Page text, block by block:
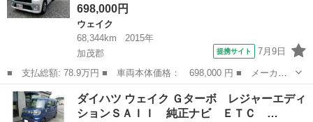
698,000円
ウェイク
68,344km
2015年
加茂郡
提携サイト 7月9日
■ 支払総額: 78.9万円 ■ 車両本体価格： 698,000 円 ■ メーカー
名： ダイハツ ■ 車種名： ウェイク ■ グレード名： Ｘ Ｓ
Ａ インタークーラーターボ 左パワースライドドア ドラレコ Ｅ
ＴＣ バックカ...
岐阜 加茂郡 ウェイク
ダイハツ ウェイク Ｇターボ レジャーエディ
ションＳＡＩＩ 純正ナビ ＥＴＣ …